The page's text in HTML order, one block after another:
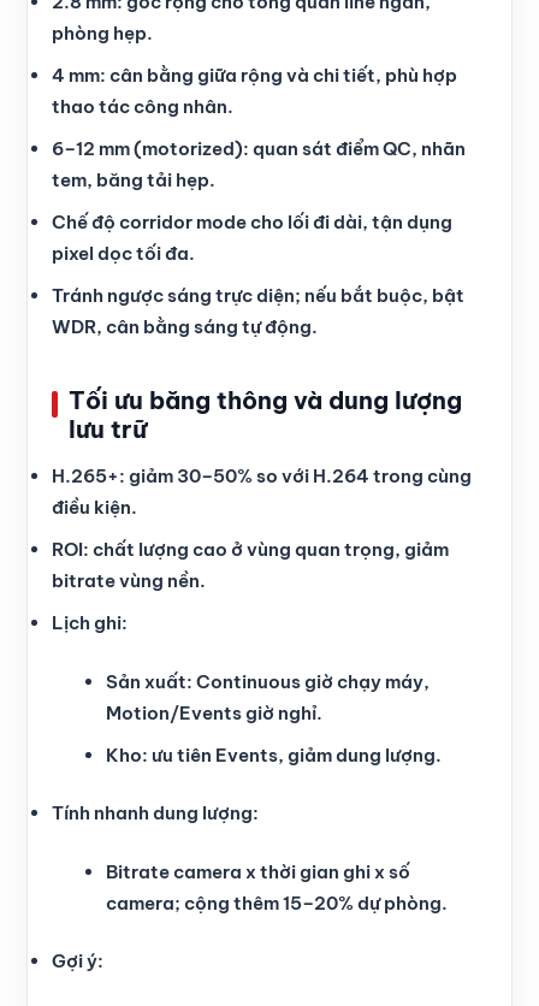
phòng hẹp.
4 mm: cân bằng giữa rộng và chi tiết, phù hợp
thao tác công nhân.
6–12 mm (motorized): quan sát điểm QC, nhãn
tem, băng tải hẹp.
Chế độ corridor mode cho lối đi dài, tận dụng
pixel dọc tối đa.
Tránh ngược sáng trực diện; nếu bắt buộc, bật
WDR, cân bằng sáng tự động.
Tối ưu băng thông và dung lượng
lưu trữ
H.265+: giảm 30–50% so với H.264 trong cùng
điều kiện.
ROI: chất lượng cao ở vùng quan trọng, giảm
bitrate vùng nền.
Lịch ghi:
Sản xuất: Continuous giờ chạy máy,
Motion/Events giờ nghỉ.
Kho: ưu tiên Events, giảm dung lượng.
Tính nhanh dung lượng:
Bitrate camera x thời gian ghi x số
camera; cộng thêm 15–20% dự phòng.
Gợi ý: